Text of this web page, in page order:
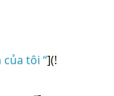
tôi “](!